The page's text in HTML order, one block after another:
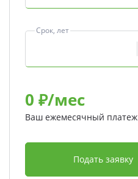
Срок, лет
0 ₽/мес
Ваш ежемесячный платеж
Подать заявку